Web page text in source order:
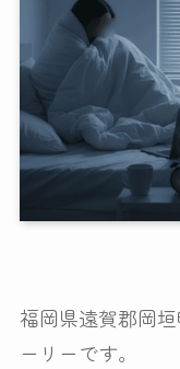
福岡県遠賀郡岡
ーリーです。